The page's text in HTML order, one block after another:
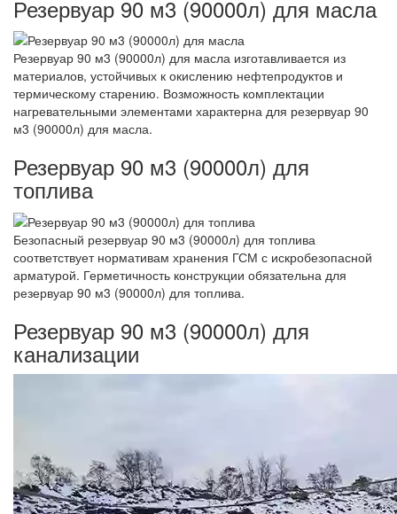
Резервуар 90 м3 (90000л) для масла
Резервуар 90 м3 (90000л) для масла изготавливается из
материалов, устойчивых к окислению нефтепродуктов и
термическому старению. Возможность комплектации
нагревательными элементами характерна для резервуар 90
м3 (90000л) для масла.
Резервуар 90 м3 (90000л) для
топлива
Безопасный резервуар 90 м3 (90000л) для топлива
соответствует нормативам хранения ГСМ с искробезопасной
арматурой. Герметичность конструкции обязательна для
резервуар 90 м3 (90000л) для топлива.
Резервуар 90 м3 (90000л) для
канализации